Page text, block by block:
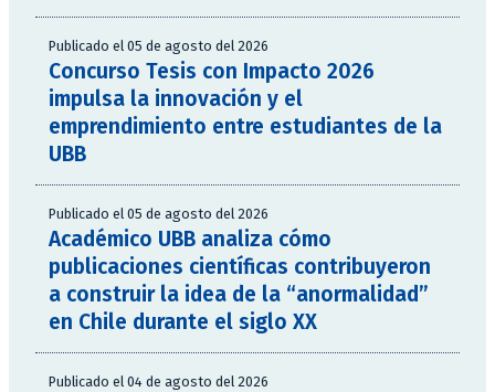
Publicado el 05 de agosto del 2026
Concurso Tesis con Impacto 2026
impulsa la innovación y el
emprendimiento entre estudiantes de la
UBB
Publicado el 05 de agosto del 2026
Académico UBB analiza cómo
publicaciones científicas contribuyeron
a construir la idea de la “anormalidad”
en Chile durante el siglo XX
Publicado el 04 de agosto del 2026